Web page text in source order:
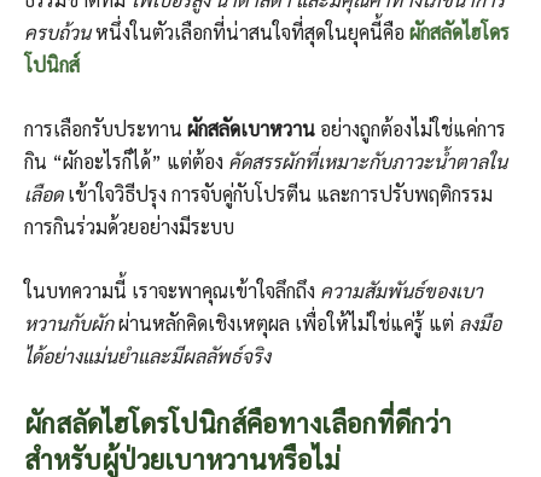
ครบถ้วนหนึ่งในตัวเลือกที่น่าสนใจที่สุดในยุคนี้คือ ผักสลัดไฮโดร
โปนิกส์
การเลือกรับประทาน ผักสลัดเบาหวาน อย่างถูกต้องไม่ใช่แค่การ
กิน “ผักอะไรก็ได้” แต่ต้อง คัดสรรผักที่เหมาะกับภาวะน้ำตาลใน
เลือดเข้าใจวิธีปรุง การจับคู่กับโปรตีน และการปรับพฤติกรรม
การกินร่วมด้วยอย่างมีระบบ
ในบทความนี้ เราจะพาคุณเข้าใจลึกถึง ความสัมพันธ์ของเบา
หวานกับผักผ่านหลักคิดเชิงเหตุผล เพื่อให้ไม่ใช่แค่รู้ แต่ ลงมือ
ได้อย่างแม่นยำและมีผลลัพธ์จริง
ผักสลัดไฮโดรโปนิกส์คือทางเลือกที่ดีกว่า
สำหรับผู้ป่วยเบาหวานหรือไม่